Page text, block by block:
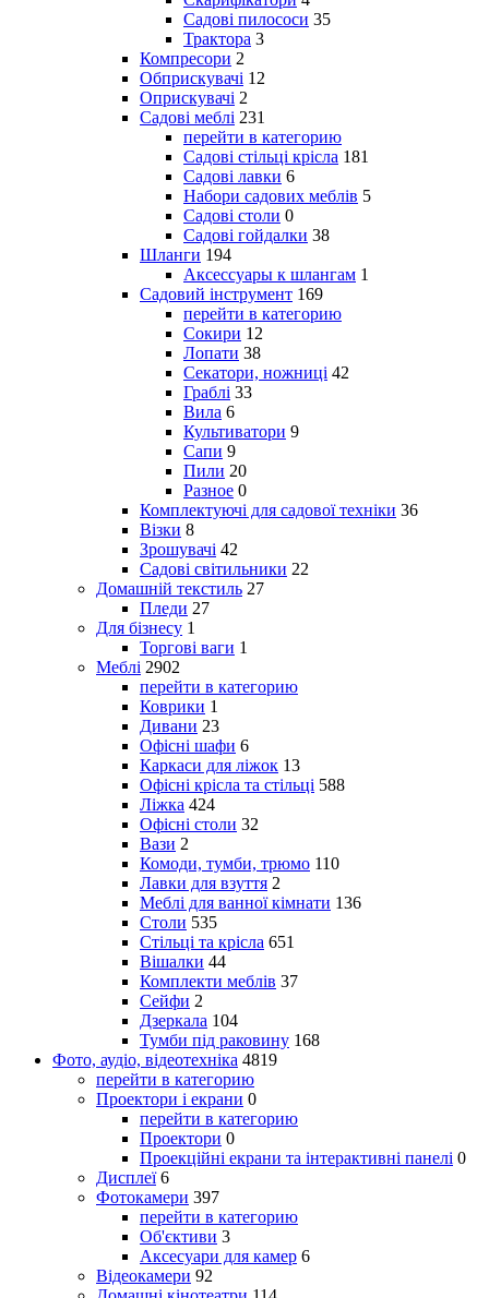
Садові пилососи 35
Трактора 3
Компресори 2
Обприскувачі 12
Оприскувачі 2
Садові меблі 231
перейти в категорию
Садові стільці крісла 181
Садові лавки 6
Набори садових меблів 5
Садові столи 0
Садові гойдалки 38
Шланги 194
Аксессуары к шлангам 1
Садовий інструмент 169
перейти в категорию
Сокири 12
Лопати 38
Секатори, ножниці 42
Граблі 33
Вила 6
Культиватори 9
Сапи 9
Пили 20
Разное 0
Комплектуючі для садової техніки 36
Візки 8
Зрошувачі 42
Садові світильники 22
Домашній текстиль 27
Пледи 27
Для бізнесу 1
Торгові ваги 1
Меблі 2902
перейти в категорию
Коврики 1
Дивани 23
Офісні шафи 6
Каркаси для ліжок 13
Офісні крісла та стільці 588
Ліжка 424
Офісні столи 32
Вази 2
Комоди, тумби, трюмо 110
Лавки для взуття 2
Меблі для ванної кімнати 136
Столи 535
Стільці та крісла 651
Вішалки 44
Комплекти меблів 37
Сейфи 2
Дзеркала 104
Тумби під раковину 168
Фото, аудіо, відеотехніка 4819
перейти в категорию
Проектори і екрани 0
перейти в категорию
Проектори 0
Проекційні екрани та інтерактивні панелі 0
Дисплеї 6
Фотокамери 397
перейти в категорию
Об'єктиви 3
Аксесуари для камер 6
Відеокамери 92